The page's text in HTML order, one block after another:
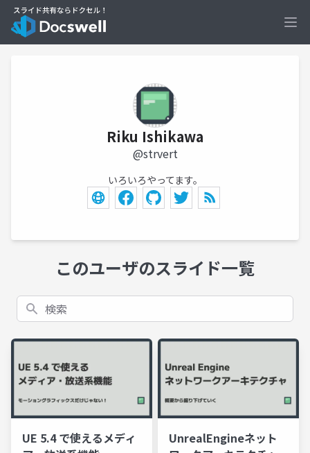
Riku Ishikawa
@strvert
いろいろやってます。
このユーザのスライド一覧
検索
UE 5.4 で使えるメディ
UnrealEngineネット